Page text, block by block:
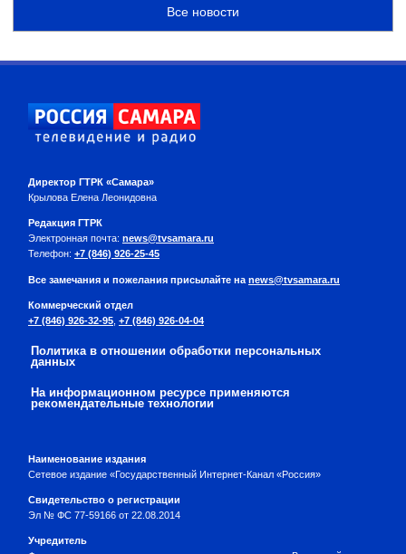
Все новости
Директор ГТРК «Самара»
Крылова Елена Леонидовна
Редакция ГТРК
Электронная почта: news@tvsamara.ru
Телефон: +7 (846) 926-25-45
Все замечания и пожелания присылайте на news@tvsamara.ru
Коммерческий отдел
+7 (846) 926-32-95 +7 (846) 926-04-04
Политика в отношении обработки персональных
данных
На информационном ресурсе применяются
рекомендательные технологии
Наименование издания
Сетевое издание «Государственный Интернет-Канал «Россия»
Свидетельство о регистрации
Эл № ФС 77-59166 от 22.08.2014
Учредитель